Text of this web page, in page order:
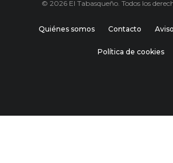
© 2026 El Tabasqueño. Todos los
Quiénes somos Contacto
Política de cookies